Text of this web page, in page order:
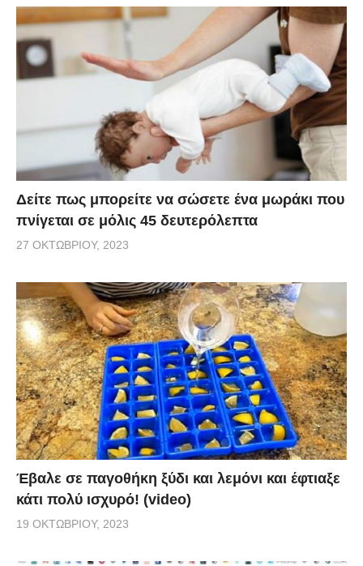
Δείτε πως μπορείτε να σώσετε ένα μωράκι που
πνίγεται σε μόλις 45 δευτερόλεπτα
27 ΟΚΤΩΒΡΊΟΥ, 2023
Έβαλε σε παγοθήκη ξύδι και λεμόνι και έφτιαξε
κάτι πολύ ισχυρό! (video)
19 ΟΚΤΩΒΡΊΟΥ, 2023